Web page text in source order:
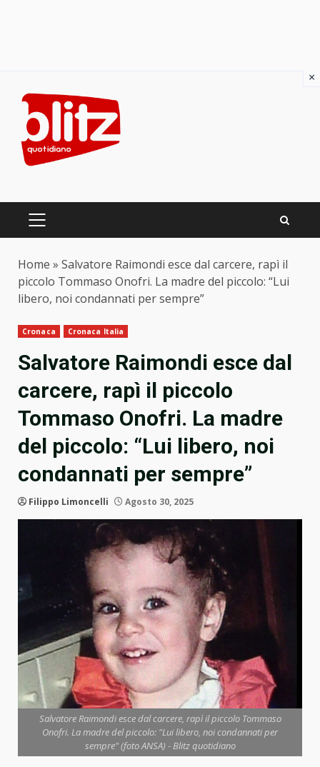
content
PRIMARY
Home » Salvatore Raimondi esce dal carcere, rapì il
piccolo Tommaso Onofri. La madre del piccolo: “Lui
libero, noi condannati per sempre”
Cronaca Cronaca Italia
Salvatore Raimondi esce dal
carcere, rapì il piccolo
Tommaso Onofri. La madre
del piccolo: “Lui libero, noi
condannati per sempre”
Filippo Limoncelli Agosto 30, 2025
Salvatore Raimondi esce dal carcere, rapì il piccolo Tommaso
Onofri. La madre del piccolo: "Lui libero, noi condannati per
sempre" (foto ANSA) - Blitz quotidiano
×